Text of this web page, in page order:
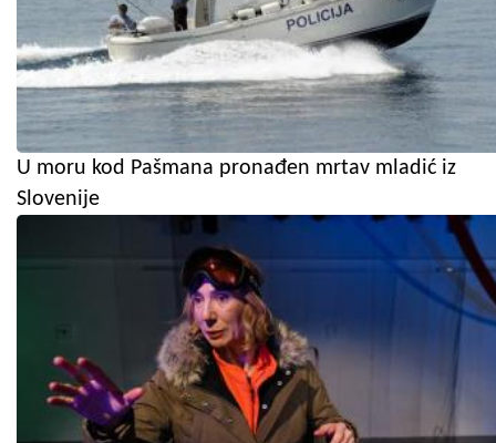
U moru kod Pašmana pronađen mrtav mladić iz
Slovenije